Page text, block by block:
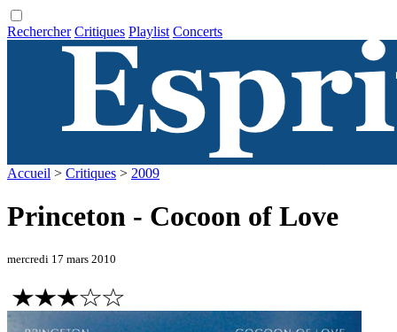
Rechercher Critiques Playlist Concerts
Accueil > Critiques > 2009
Princeton - Cocoon of Love
mercredi 17 mars 2010